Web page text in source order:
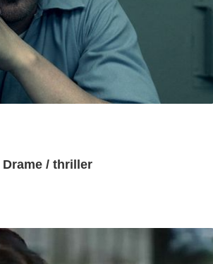
Drame / thriller